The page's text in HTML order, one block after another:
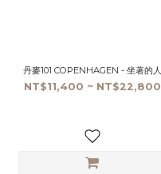
丹麥101 COPENHAGEN - 坐著的人
NT$11,400 ~ NT$22,800